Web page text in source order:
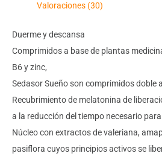
Valoraciones (30)
Duerme y descansa
Comprimidos a base de plantas
B6 y zinc,
Sedasor Sueño son comprimidos doble
Recubrimiento de melatonina de
a la reducción del tiempo necesario
Núcleo con extractos de valeriana,
pasiflora cuyos principios activos se